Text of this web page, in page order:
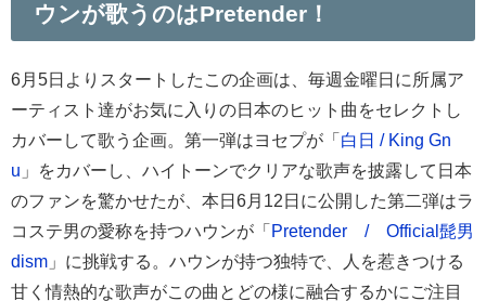
ウンが歌うのはPretender！
6月5日よりスタートしたこの企画は、毎週金曜日に所属ア
ーティスト達がお気に入りの日本のヒット曲をセレクトし
カバーして歌う企画。第一弾はヨセプが「 白日 / King Gn
u 」をカバーし、ハイトーンでクリアな歌声を披露して日本
のファンを驚かせたが、本日6月12日に公開した第二弾はラ
コステ男の愛称を持つハウンが「 Pretender / Official髭男
dism 」に挑戦する。ハウンが持つ独特で、人を惹きつける
甘く情熱的な歌声がこの曲とどの様に融合するかにご注目